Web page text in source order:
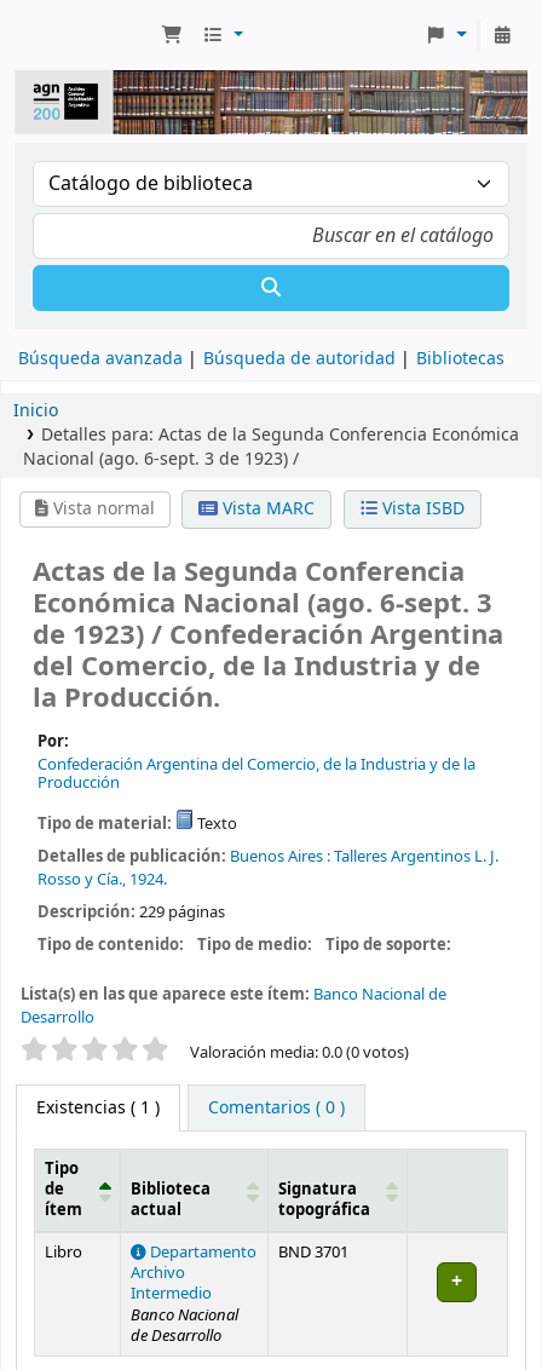
Búsqueda avanzada Búsqueda de autoridad Bibliotecas
Inicio
Detalles para: Actas de la Segunda Conferencia Económica
Nacional (ago. 6-sept. 3 de 1923) /
Vista normal
Vista MARC Vista ISBD
Actas de la Segunda Conferencia
Económica Nacional (ago. 6-sept. 3
de 1923) / Confederación Argentina
del Comercio, de la Industria y de
la Producción.
Por:
Confederación Argentina del Comercio, de la Industria y de la
Producción
Tipo de material:
Texto
Detalles de publicación: Buenos Aires :Talleres Argentinos L. J.
Rosso y Cía., 1924.
Descripción: 229 páginas
Tipo de contenido:
Tipo de medio: Tipo de soporte:
Lista(s) en las que aparece este ítem: Banco Nacional de
Desarrollo
Valoración Valoración media: 0.0 (0 votos)
Existencias ( 1 ) Comentarios ( 0 )
Existencias
Tipo
de
ítem
Biblioteca
actual
Signatura
topográfica
Libro
Departamento
Archivo
Intermedio
Banco Nacional
de Desarrollo
BND 3701